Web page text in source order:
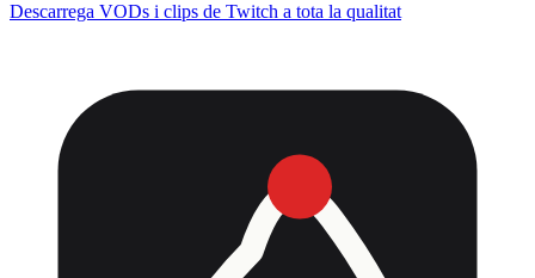
Descarrega VODs i clips de Twitch a tota la qualitat